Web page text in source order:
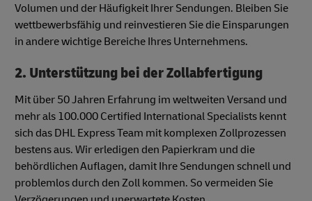
Volumen und der Häufigkeit Ihrer Sendungen. Bleiben Sie
wettbewerbsfähig und reinvestieren Sie die Einsparungen
in andere wichtige Bereiche Ihres Unternehmens.
2. Unterstützung bei der Zollabfertigung
Mit über 50 Jahren Erfahrung im weltweiten Versand und
mehr als 100.000 Certified International Specialists kennt
sich das DHL Express Team mit komplexen Zollprozessen
bestens aus. Wir erledigen den Papierkram und die
behördlichen Auflagen, damit Ihre Sendungen schnell und
problemlos durch den Zoll kommen. So vermeiden Sie